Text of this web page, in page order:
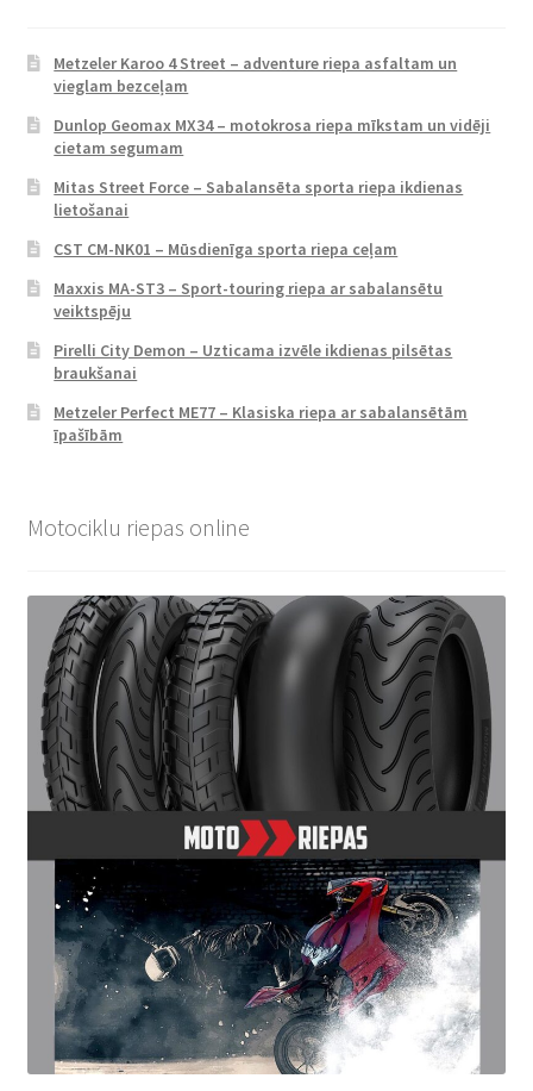
Metzeler Karoo 4 Street – adventure riepa asfaltam un
vieglam bezceļam
Dunlop Geomax MX34 – motokrosa riepa mīkstam un vidēji
cietam segumam
Mitas Street Force – Sabalansēta sporta riepa ikdienas
lietošanai
CST CM-NK01 – Mūsdienīga sporta riepa ceļam
Maxxis MA-ST3 – Sport-touring riepa ar sabalansētu
veiktspēju
Pirelli City Demon – Uzticama izvēle ikdienas pilsētas
braukšanai
Metzeler Perfect ME77 – Klasiska riepa ar sabalansētām
īpašībām
Motociklu riepas online